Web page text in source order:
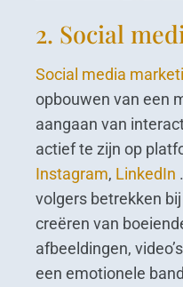
2. Social
Social media
opbouwen van een
aangaan van
actief te zijn op
Instagram, LinkedIn
volgers betrekken
creëren van
afbeeldingen,
een emotionele